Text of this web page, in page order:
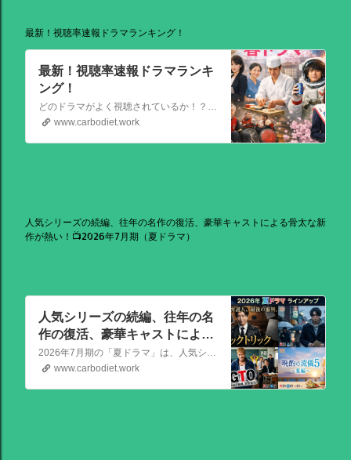
最新！視聴率速報ドラマランキング！
最新！視聴率速報ドラマランキ
ング！
どのドラマがよく視聴されているか！？視聴率速報ドラマランキングを大公開！相棒強し！日曜劇場強し！
www.carbodiet.work
人気シリーズの続編、往年の名作の復活、豪華キャストによる骨太な新
作が熱い！📺2026年7月期（夏ドラマ）
人気シリーズの続編、往年の名
作の復活、豪華キャストによる
骨太な新作が熱い！📺2026年7
月期（夏ドラマ）
2026年7月期の「夏ドラマ」は、人気シリーズの続編から、往年の名作の復活、豪華キャストによる骨太な新作まで、かなり熱いラインアップが出そろっています！
www.carbodiet.work